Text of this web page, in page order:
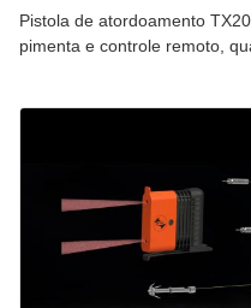
Pistola de atordoamento
pimenta e controle remoto,